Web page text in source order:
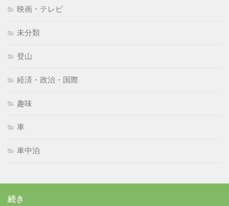
映画・テレビ
未分類
登山
経済・政治・国際
趣味
車
車中泊
続き